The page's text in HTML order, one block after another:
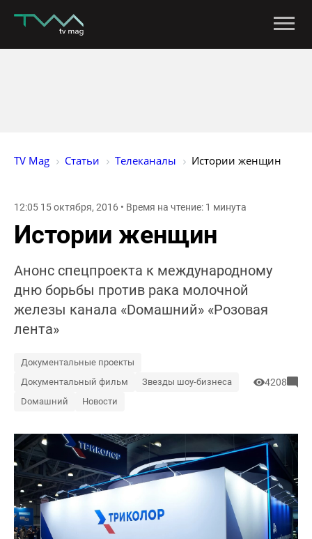
TV Mag Статьи Телеканалы Истории женщин
12:05 15 октября, 2016 • Время на чтение: 1 минута
Истории женщин
Анонс спецпроекта к международному
дню борьбы против рака молочной
железы канала «Dомашний» «Розовая
лента»
Документальные проекты
Документальный фильм
Звезды шоу-бизнеса
Dомашний
Новости
4208